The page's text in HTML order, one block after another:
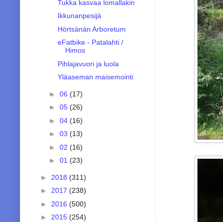
Tukka kasvaa lomallakin
Ikkunanpesijä
Hörtsänän Arboretum
eFatbike - Patalahti /
Himos
Pihlajavuori ja luola
Yläaseman maisemointi
► 06 (17)
► 05 (26)
► 04 (16)
► 03 (13)
► 02 (16)
► 01 (23)
► 2018 (311)
► 2017 (238)
► 2016 (500)
► 2015 (254)